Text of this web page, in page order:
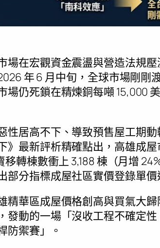
場在宏觀資金震盪與營造法規
年 6 月中旬，全球市場剛剛
場仍死鎖在精煉銅每噸 15,000
性居高不下、導致預售屋工期動
》最新評析精確點出，高雄成
轉棟數衝上 3,188 棟（月增
部分指標成屋社區實價登錄單
精華區成屋價格創高與買氣大
發動的一場「沒收工程不確定
防禦賽」。